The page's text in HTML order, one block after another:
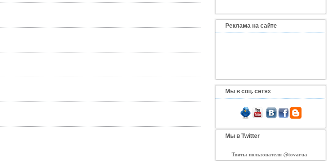
Реклама на сайте
Мы в соц. сетях
Мы в Twitter
Твиты пользователя @tovarua